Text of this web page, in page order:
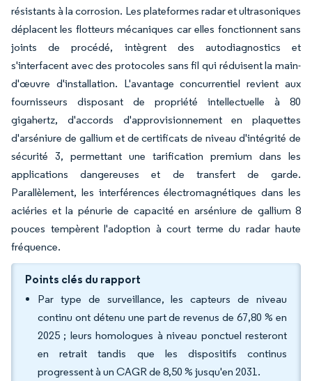
résistants à la corrosion. Les plateformes radar et ultrasoniques
déplacent les flotteurs mécaniques car elles fonctionnent sans
joints de procédé, intègrent des autodiagnostics et
s'interfacent avec des protocoles sans fil qui réduisent la main-
d'œuvre d'installation. L'avantage concurrentiel revient aux
fournisseurs disposant de propriété intellectuelle à 80
gigahertz, d'accords d'approvisionnement en plaquettes
d'arséniure de gallium et de certificats de niveau d'intégrité de
sécurité 3, permettant une tarification premium dans les
applications dangereuses et de transfert de garde.
Parallèlement, les interférences électromagnétiques dans les
aciéries et la pénurie de capacité en arséniure de gallium 8
pouces tempèrent l'adoption à court terme du radar haute
fréquence.
Points clés du rapport
Par type de surveillance, les capteurs de niveau
continu ont détenu une part de revenus de 67,80 % en
2025 ; leurs homologues à niveau ponctuel resteront
en retrait tandis que les dispositifs continus
progressent à un CAGR de 8,50 % jusqu'en 2031.